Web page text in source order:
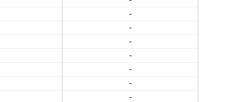
-
-
-
-
-
-
-